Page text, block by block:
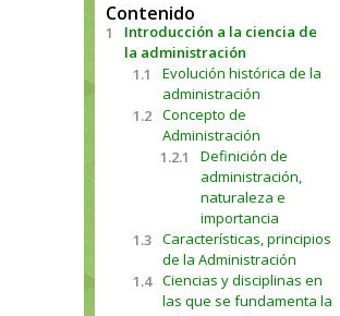
Contenido
1
Introducción a la ciencia de
la administración
1.1
Evolución histórica de la
administración
1.2 Concepto de
Administración
1.2.1
Definición de
administración,
naturaleza e
importancia
1.3 Características, principios
de la Administración
1.4 Ciencias y disciplinas en
las que se fundamenta la